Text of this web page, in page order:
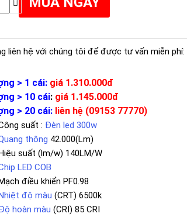
liên hệ với chúng tôi để được tư vấn miễn phí:
> 1 cái: giá 1.310.000đ
> 10 cái: giá 1.145.000đ
> 20 cái: liên hệ (09153 77770)
suất : Đèn led 300w
thông 42.000(Lm)
suất (lm/w) 140LM/W
LED COB
điều khiển PF0.98
độ màu (CRT) 6500k
hoàn màu (CRI) 85 CRI